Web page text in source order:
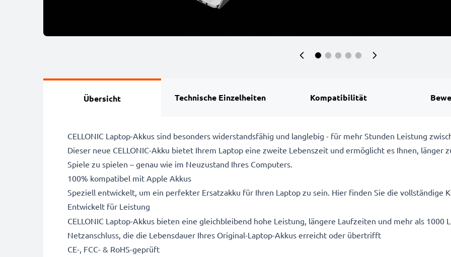
Übersicht Technische Einzelheiten Kompatibilität
CELLONIC Laptop-Akkus sind besonders widerstandsfähig und langlebig - für mehr Stunden Leistung
Dieser neue CELLONIC-Akku bietet Ihrem Laptop eine zweite Lebenszeit und ermöglicht es Ihnen, länger
Spiele zu spielen – genau wie im Neuzustand Ihres Computers.
100% kompatibel mit Apple Akkus
Speziell entwickelt, um ein perfekter Ersatzakku für Ihren Laptop zu sein. Hier finden Sie die vollständige
Entwickelt für Leistung
CELLONIC Laptop-Akkus bieten eine gleichbleibend hohe Leistung, längere Laufzeiten und mehr als
Netzanschluss, die die Lebensdauer Ihres Original-Laptop-Akkus erreicht oder übertrifft
CE-, FCC- & RoHS-geprüft